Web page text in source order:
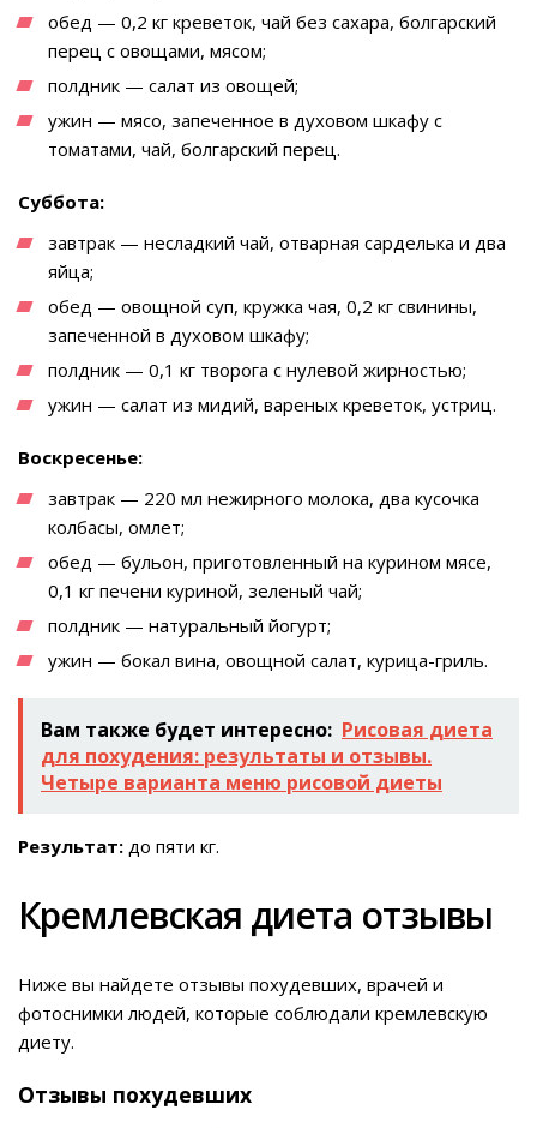
обед — 0,2 кг креветок, чай без сахара, болгарский
перец с овощами, мясом;
полдник — салат из овощей;
ужин — мясо, запеченное в духовом шкафу с
томатами, чай, болгарский перец.
Суббота:
завтрак — несладкий чай, отварная сарделька и два
яйца;
обед — овощной суп, кружка чая, 0,2 кг свинины,
запеченной в духовом шкафу;
полдник — 0,1 кг творога с нулевой жирностью;
ужин — салат из мидий, вареных креветок, устриц.
Воскресенье:
завтрак — 220 мл нежирного молока, два кусочка
колбасы, омлет;
обед — бульон, приготовленный на курином мясе,
0,1 кг печени куриной, зеленый чай;
полдник — натуральный йогурт;
ужин — бокал вина, овощной салат, курица-гриль.
Вам также будет интересно: Рисовая диета
для похудения: результаты и отзывы.
Четыре варианта меню рисовой диеты
Результат: до пяти кг.
Кремлевская диета отзывы
Ниже вы найдете отзывы похудевших, врачей и
фотоснимки людей, которые соблюдали кремлевскую
диету.
Отзывы похудевших